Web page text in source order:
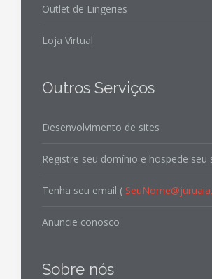
Outlet de Lingeries
Loja Virtual
Outros Serviços
Desenvolvimento de sites
Registre seu domínio e hospede seu
Tenha seu email (
Anuncie conosco
Sobre nós